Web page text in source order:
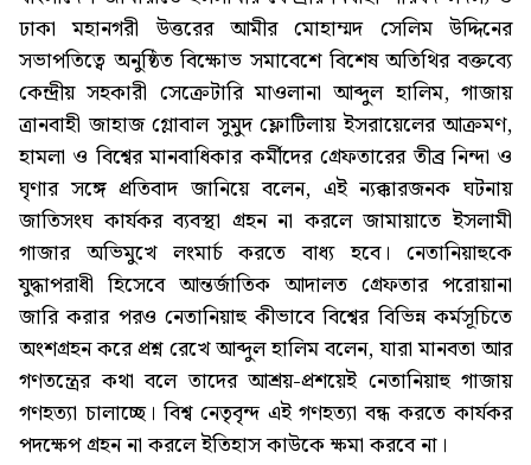
ঢাকা মহানগরী উত্তরের আমীর মোহাম্মদ সেলিম উদ্দিনের
সভাপতিত্বে অনুষ্ঠিত বিক্ষোভ সমাবেশে বিশেষ অতিথির বক্তব্যে
কেন্দ্রীয় সহকারী সেক্রেটারি মাওলানা আব্দুল হালিম, গাজায়
ত্রানবাহী জাহাজ গ্লোবাল সুমুদ ফ্লোটিলায় ইসরায়েলের আক্রমণ,
হামলা ও বিশ্বের মানবাধিকার কর্মীদের গ্রেফতারের তীব্র নিন্দা ও
ঘৃণার সঙ্গে প্রতিবাদ জানিয়ে বলেন, এই ন্যক্কারজনক ঘটনায়
জাতিসংঘ কার্যকর ব্যবস্থা গ্রহন না করলে জামায়াতে ইসলামী
গাজার অভিমুখে লংমার্চ করতে বাধ্য হবে। নেতানিয়াহুকে
যুদ্ধাপরাধী হিসেবে আন্তর্জাতিক আদালত গ্রেফতার পরোয়ানা
জারি করার পরও নেতানিয়াহু কীভাবে বিশ্বের বিভিন্ন কর্মসূচিতে
অংশগ্রহন করে প্রশ্ন রেখে আব্দুল হালিম বলেন, যারা মানবতা আর
গণতন্ত্রের কথা বলে তাদের আশ্রয়-প্রশয়েই নেতানিয়াহু গাজায়
গণহত্যা চালাচ্ছে। বিশ্ব নেতৃবৃন্দ এই গণহত্যা বন্ধ করতে কার্যকর
পদক্ষেপ গ্রহন না করলে ইতিহাস কাউকে ক্ষমা করবে না।